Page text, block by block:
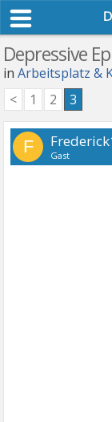
Depressive
inArbeitsplatz &
< 1 2 3
F Gast